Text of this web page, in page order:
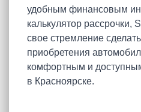
удобным финансовым
калькулятор рассрочки,
свое стремление
приобретения
комфортным и
в Красноярске.